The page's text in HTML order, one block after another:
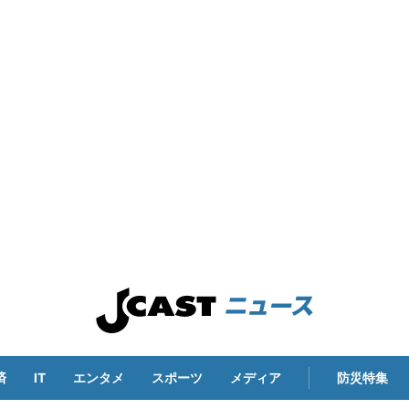
IT エンタメ スポーツ メディア 防災特集